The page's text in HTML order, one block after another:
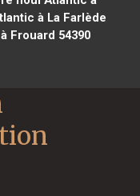
à La Farlède
Frouard 54390